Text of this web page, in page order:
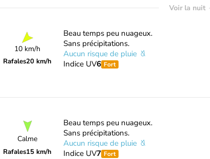
Voir la nuit
10 km/h
Rafales20 km/h
Beau temps peu nuageux.
Sans précipitations.
Aucun risque de pluie
Indice UV6 Fort
Calme
Rafales15 km/h
Beau temps peu nuageux.
Sans précipitations.
Aucun risque de pluie
Indice UV7 Fort